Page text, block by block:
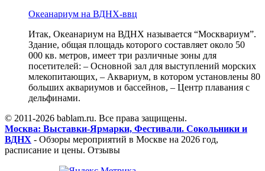
Океанариум на ВДНХ-ввц
Итак, Океанариум на ВДНХ называется “Москвариум”.
Здание, общая площадь которого составляет около 50
000 кв. метров, имеет три различные зоны для
посетителей: – Основной зал для выступлений морских
млекопитающих, – Аквариум, в котором установлены 80
больших аквариумов и бассейнов, – Центр плавания с
дельфинами.
© 2011-2026 bablam.ru. Все права защищены.
Москва: Выставки-Ярмарки, Фестивали. Сокольники и
ВДНХ - Обзоры мероприятий в Москве на 2026 год,
расписание и цены. Отзывы